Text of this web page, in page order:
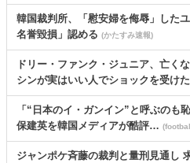
韓国裁判所、「慰安婦を侮辱」した
名誉毀損」認める (かたすみ速報)
ドリー・ファンク・ジュニア、亡く
シンが実はいい人でショックを受け
「“日本のイ・ガンイン”と呼ぶのも
保建英を韓国メディアが酷評…
ジャンポケ斉藤の裁判と量刑見通し